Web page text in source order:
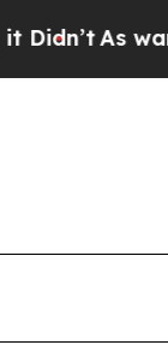
As war With